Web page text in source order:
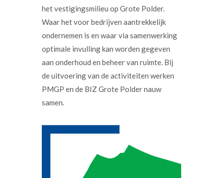
het vestigingsmilieu op Grote Polder.
Waar het voor bedrijven aantrekkelijk
ondernemen is en waar via samenwerking
optimale invulling kan worden gegeven
aan onderhoud en beheer van ruimte. Bij
de uitvoering van de activiteiten werken
PMGP en de BIZ Grote Polder nauw
samen.